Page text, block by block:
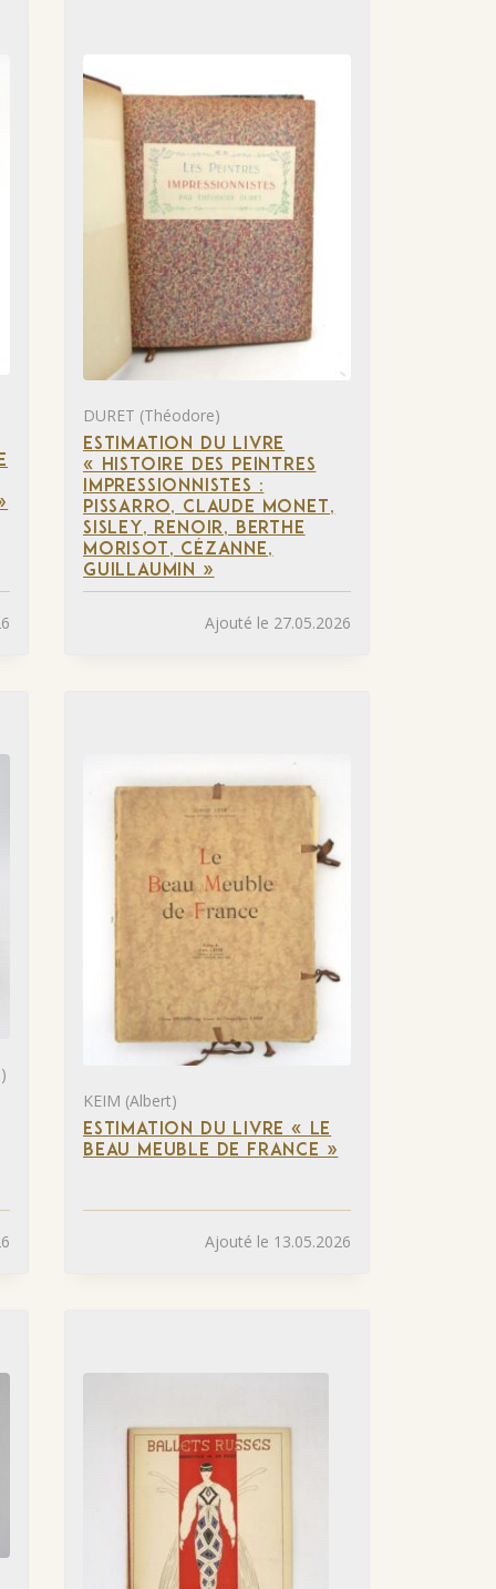
DURET (Théodore)
ESTIMATION DU LIVRE
« HISTOIRE DES PEINTRES
IMPRESSIONNISTES :
PISSARRO, CLAUDE MONET,
SISLEY, RENOIR, BERTHE
MORISOT, CÉZANNE,
GUILLAUMIN »
Ajouté le 27.05.2026
KEIM (Albert)
ESTIMATION DU LIVRE « LE
BEAU MEUBLE DE FRANCE »
Ajouté le 13.05.2026